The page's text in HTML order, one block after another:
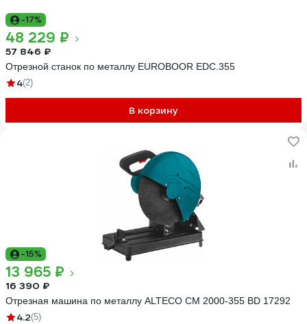
-17%
48 229 ₽
57 846 ₽
Отрезной станок по металлу EUROBOOR EDC.355
4(2)
В корзину
-15%
13 965 ₽
16 390 ₽
Отрезная машина по металлу ALTECO CM 2000-355 BD 17292
4.2(5)